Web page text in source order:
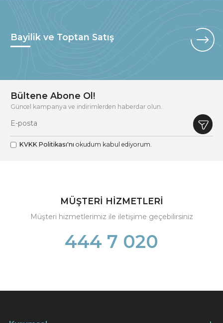
Bayilik ve Toptan Satış
Bültene Abone Ol!
Güncel kampanya ve indirimlerden haberdar olun.
KVKK Politikası'nı okudum kabul ediyorum.
MÜŞTERİ HİZMETLERİ
Müşteri hizmetlerimiz ile iletişime geçebilirsiniz
444 7 020